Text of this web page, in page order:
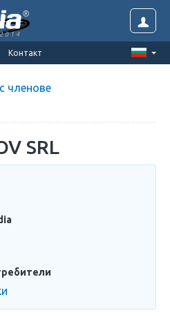
Контакт
членове
SRL